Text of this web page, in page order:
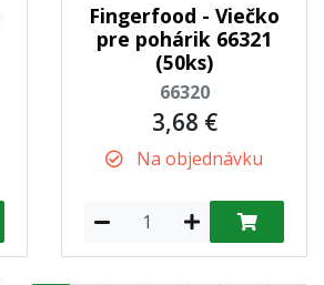
Fingerfood - Viečko
pre pohárik 66321
(50ks)
66320
3,68 €
Na objednávku